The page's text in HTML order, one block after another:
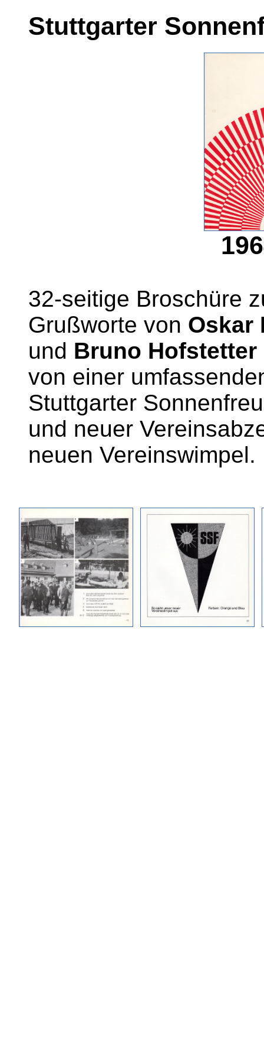
Stuttgarter
32-seitige Broschüre
Grußworte von Oskar
und Bruno Hofstetter
von einer
Stuttgarter
und neuer
neuen Vereinswimpel.